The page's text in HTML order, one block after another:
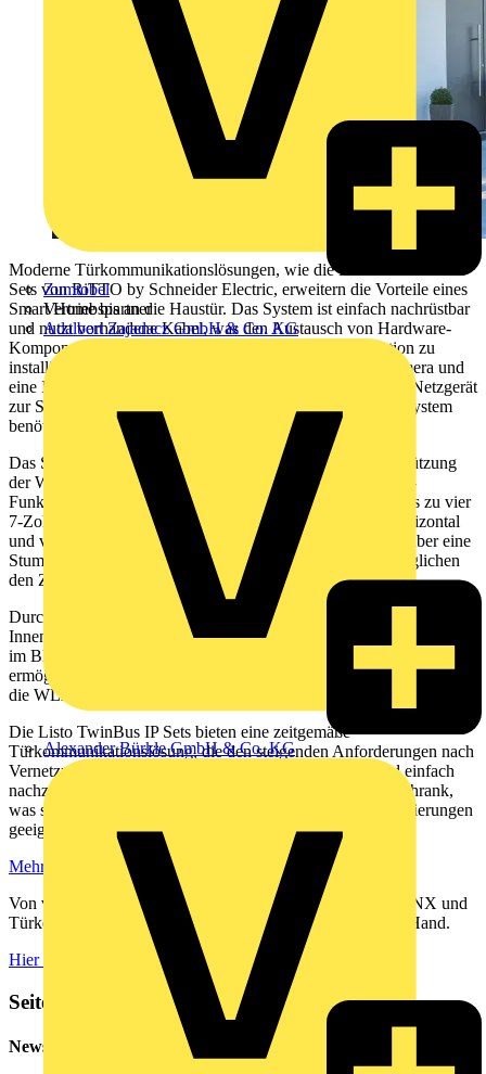
Zumtobel
Vertriebspartner
Adalbert Zajadacz GmbH & Co. KG
Alexander Bürkle GmbH & Co. KG
Moderne Türkommunikationslösungen, wie die Listo TwinBus IP
Sets von RiTTO by Schneider Electric, erweitern die Vorteile eines
Smart Home bis an die Haustür. Das System ist einfach nachrüstbar
und nutzt vorhandene Kabel, was den Austausch von Hardware-
Komponenten ermöglicht, um eine audiovisuelle Türstation zu
installieren. Das Basis-Set umfasst eine Türstation mit Kamera und
eine Innenstation im Tablet-Format. Zusätzlich werden ein Netzgerät
zur Systemversorgung und ein Busfilter für das Zweidrahtsystem
benötigt.
Das System bietet Komfort und Sicherheit, wie die Unterstützung
der Weitwinkelkamera durch LEDs in der Nacht und AAL-
Funktionen für Barrierefreiheit. Eine Türstation kann mit bis zu vier
7-Zoll Touchscreen-Innenstationen kommunizieren, die horizontal
und vertikal montierbar sind. Die Innenstationen verfügen über eine
Stummschaltung, einen historischen Rufspeicher und ermöglichen
den Zugriff auf das Kamerabild.
Durch die TwinBus IP-App kann das Smartphone als mobile
Innenstation genutzt werden, um die Haustüre auch aus der Ferne
im Blick zu behalten. Die App sendet Push-Benachrichtigungen und
ermöglicht das sichere Türöffnen. Zudem bleibt das System durch
die WLAN-Anbindung stets aktuell.
Die Listo TwinBus IP Sets bieten eine zeitgemäße
Türkommunikationslösung, die den steigenden Anforderungen nach
Vernetzung und mobiler Steuerung gerecht wird. Sie sind einfach
nachzurüsten und beanspruchen wenig Platz im Verteilerschrank,
was sie sowohl für Neuinstallationen als auch für Modernisierungen
geeignet macht.
Mehr zu RiTTO Listo
Von vielfältigen Schalterprogrammen über Smart Home, KNX und
Türkommunikation bis hin zum Verteiler – Alles aus einer Hand.
Hier entdecken
Seitenleiste
Newsletter